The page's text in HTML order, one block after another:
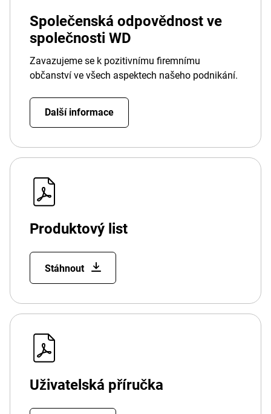
Společenská odpovědnost ve
společnosti WD
Zavazujeme se k pozitivnímu firemnímu
občanství ve všech aspektech našeho podnikání.
Další informace
Produktový list
Stáhnout
Uživatelská příručka